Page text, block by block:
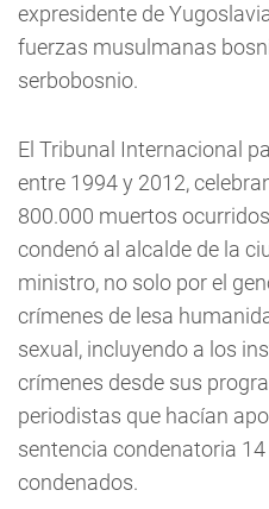
expresidente de
fuerzas musulmanas
serbobosnio.
El Tribunal Internacional
entre 1994 y 2012,
800.000 muertos
condenó al alcalde de la
ministro, no solo por el
crímenes de lesa
sexual, incluyendo a los
crímenes desde sus
periodistas que hacían
sentencia condenatoria
condenados.